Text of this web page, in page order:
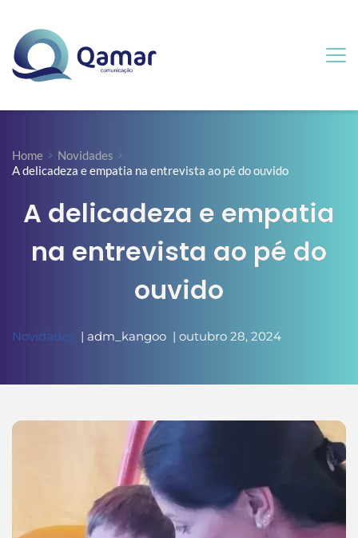
Home
Novidades
A delicadeza e empatia na entrevista ao pé do ouvido
A delicadeza e empatia
na entrevista ao pé do
ouvido
Novidades
  |
adm_kangoo
  |
outubro 28, 2024